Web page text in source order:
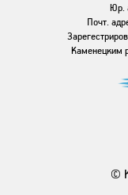
Юр.
Почт.
Каменецким
©